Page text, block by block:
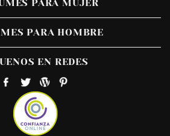
PARA MUJER
PARA HOMBRE
EN REDES